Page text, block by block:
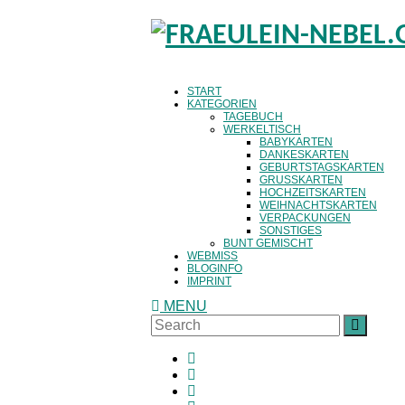
START
KATEGORIEN
TAGEBUCH
WERKELTISCH
BABYKARTEN
DANKESKARTEN
GEBURTSTAGSKARTEN
GRUSSKARTEN
HOCHZEITSKARTEN
WEIHNACHTSKARTEN
VERPACKUNGEN
SONSTIGES
BUNT GEMISCHT
WEBMISS
BLOGINFO
IMPRINT
MENU
Search
for: